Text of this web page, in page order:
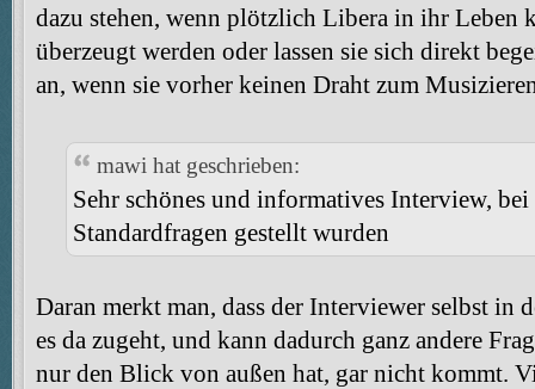
dazu stehen, wenn plötzlich Libera in ihr Leben
überzeugt werden oder lassen sie sich direkt
an, wenn sie vorher keinen Draht zum
mawi hat geschrieben:
Sehr schönes und informatives Interview,
Standardfragen gestellt wurden
Daran merkt man, dass der Interviewer selbst in
es da zugeht, und kann dadurch ganz andere
nur den Blick von außen hat, gar nicht kommt.